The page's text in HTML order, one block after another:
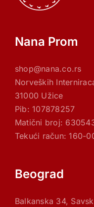
Nana Prom
shop@nana.co.rs
Norveških
31000 Užice
Pib: 107878257
Matični broj:
Tekući račun: 160-
Beograd
Balkanska 34,